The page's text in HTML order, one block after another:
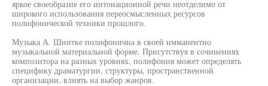
яркое своеобразие его интонационной речи неотделимо от
широкого использования переосмысленных ресурсов
полифонической техники прошлого.
Музыка А. Шнитке полифонична в своей имманентно
музыкальной материальной форме. Присутствуя в сочинениях
композитора на разных уровнях, полифония может определять
специфику драматургии, структуры, пространственной
организации, влиять на выбор жанров.